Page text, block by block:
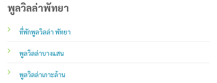
พูลวิลล่าพัทยา
ที่พักพูลวิลล่า พัทยา
พูลวิลล่าบางแสน
พูลวิลล่าเกาะล้าน